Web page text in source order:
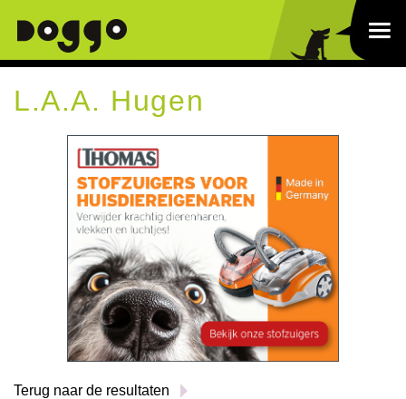
L.A.A. Hugen
Terug naar de resultaten